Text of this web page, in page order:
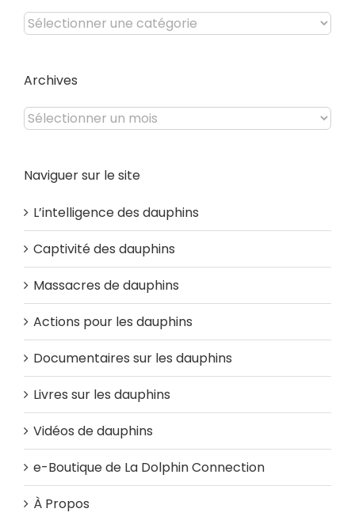
Catégories
du
Archives
Archives
Naviguer sur le site
L’intelligence des dauphins
Captivité des dauphins
Massacres de dauphins
Actions pour les dauphins
Documentaires sur les dauphins
Livres sur les dauphins
Vidéos de dauphins
e-Boutique de La Dolphin Connection
À Propos